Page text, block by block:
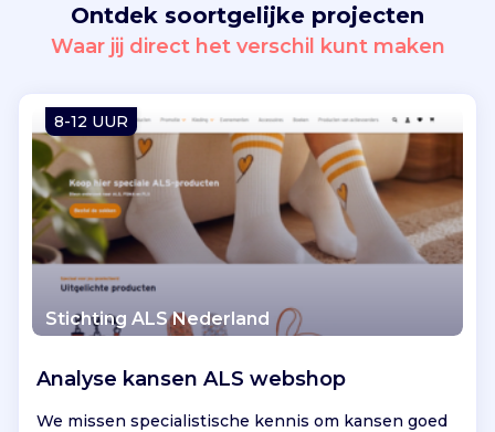
Vind jouw project
Inloggen
Ontdek soortgelijke projecten
Waar jij direct het verschil kunt maken
8-12 UUR
Stichting ALS Nederland
Analyse kansen ALS webshop
We missen specialistische kennis om kansen goed